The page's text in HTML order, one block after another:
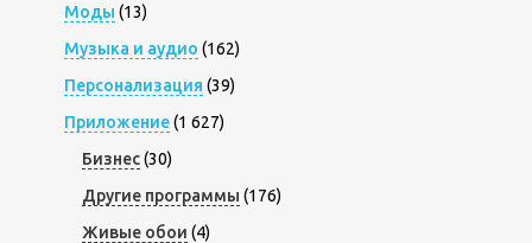
Моды (13)
Музыка и аудио (162)
Персонализация (39)
Приложение(1 627)
Бизнес(30)
Другие программы (176)
Живые обои (4)